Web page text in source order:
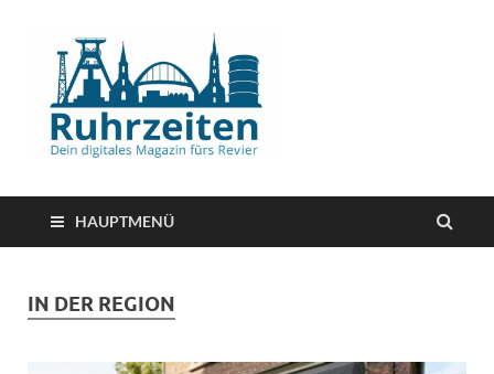
HAUPTMENÜ
IN DER REGION